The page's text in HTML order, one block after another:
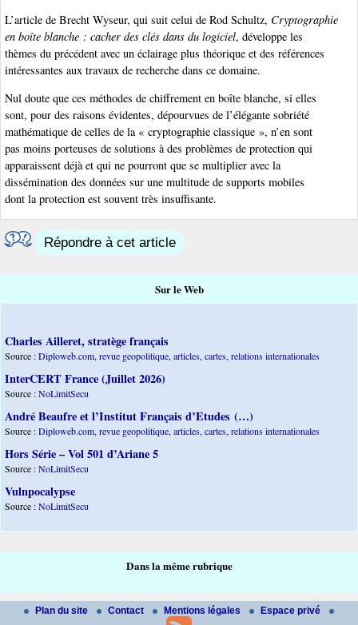
L’article de Brecht Wyseur, qui suit celui de Rod Schultz, Cryptographie
en boîte blanche : cacher des clés dans du logiciel, développe les
thèmes du précédent avec un éclairage plus théorique et des références
intéressantes aux travaux de recherche dans ce domaine.
Nul doute que ces méthodes de chiffrement en boîte blanche, si elles
sont, pour des raisons évidentes, dépourvues de l’élégante sobriété
mathématique de celles de la « cryptographie classique », n’en sont
pas moins porteuses de solutions à des problèmes de protection qui
apparaissent déjà et qui ne pourront que se multiplier avec la
dissémination des données sur une multitude de supports mobiles
dont la protection est souvent très insuffisante.
Répondre à cet article
Sur le Web
Charles Ailleret, stratège français
Source :Diploweb.com, revue geopolitique, articles, cartes, relations internationales
InterCERT France (Juillet 2026)
Source :NoLimitSecu
André Beaufre et l’Institut Français d’Etudes (…)
Source :Diploweb.com, revue geopolitique, articles, cartes, relations internationales
Hors Série – Vol 501 d’Ariane 5
Source :NoLimitSecu
Vulnpocalypse
Source :NoLimitSecu
Dans la même rubrique
Plan du site Contact Mentions légales Espace privé